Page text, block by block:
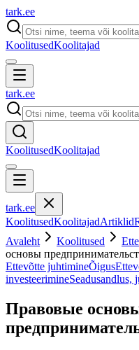
tark.ee
KoolitusedKoolitajad
tark.ee
KoolitusedKoolitajad
tark.ee
KoolitusedKoolitajadArtiklid
Avaleht
Koolitused
основы
Ettevõtte juhtimineÕigus
investeerimineSeadusandlus,
Правовые